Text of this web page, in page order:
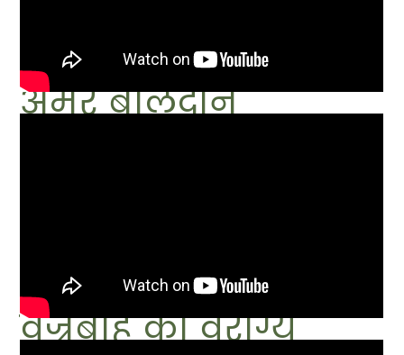
अमर बलिदान
वज्रबाहु का वैराग्य